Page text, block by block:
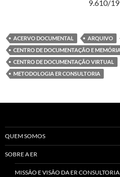
9.610/
ACERVO DOCUMENTAL ARQUIVO
CENTRO DE DOCUMENTAÇÃO E
CENTRO DE DOCUMENTAÇÃO VIRTUAL
METODOLOGIA ER CONSULTORIA
QUEM SOMOS
SOBRE A ER
MISSÃO E VISÃO DA ER CONSULTORIA